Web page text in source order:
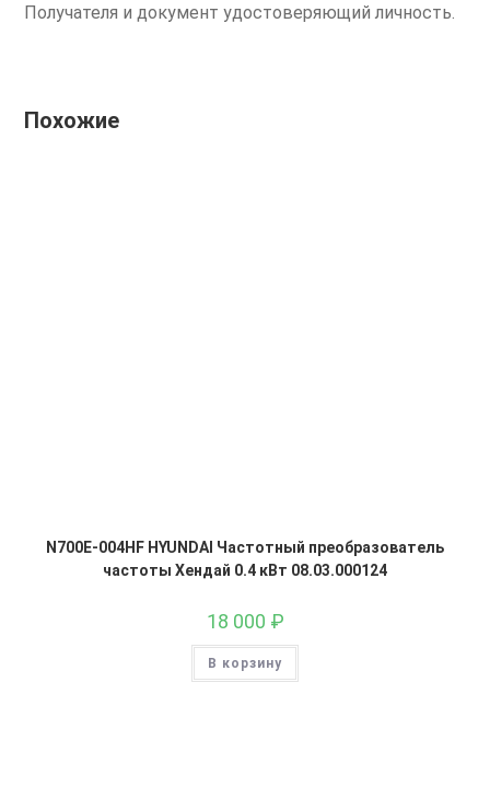
Получателя и документ удостоверяющий личность.
Похожие
N700E-004HF HYUNDAI Частотный преобразователь
частоты Хендай 0.4 кВт 08.03.000124
18 000 ₽
В корзину